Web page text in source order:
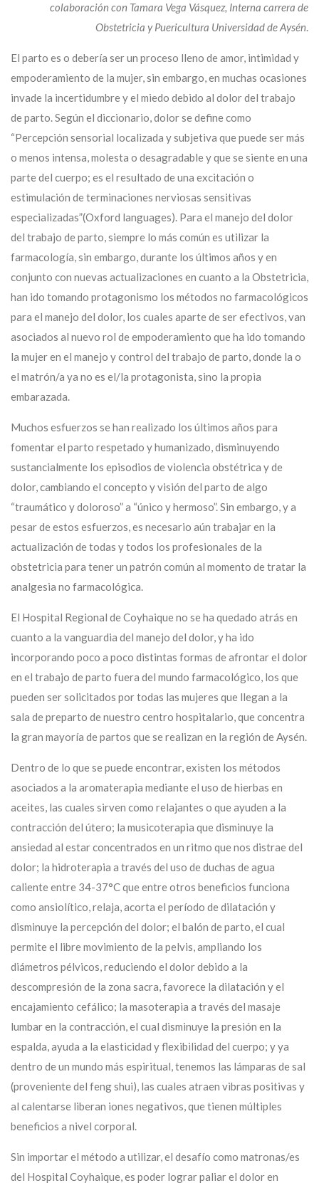
colaboración con Tamara Vega Vásquez, Interna carrera de
Obstetricia y Puericultura Universidad de Aysén.
El parto es o debería ser un proceso lleno de amor, intimidad y
empoderamiento de la mujer, sin embargo, en muchas ocasiones
invade la incertidumbre y el miedo debido al dolor del trabajo
de parto. Según el diccionario, dolor se define como
“Percepción sensorial localizada y subjetiva que puede ser más
o menos intensa, molesta o desagradable y que se siente en una
parte del cuerpo; es el resultado de una excitación o
estimulación de terminaciones nerviosas sensitivas
especializadas”(Oxford languages). Para el manejo del dolor
del trabajo de parto, siempre lo más común es utilizar la
farmacología, sin embargo, durante los últimos años y en
conjunto con nuevas actualizaciones en cuanto a la Obstetricia,
han ido tomando protagonismo los métodos no farmacológicos
para el manejo del dolor, los cuales aparte de ser efectivos, van
asociados al nuevo rol de empoderamiento que ha ido tomando
la mujer en el manejo y control del trabajo de parto, donde la o
el matrón/a ya no es el/la protagonista, sino la propia
embarazada.
Muchos esfuerzos se han realizado los últimos años para
fomentar el parto respetado y humanizado, disminuyendo
sustancialmente los episodios de violencia obstétrica y de
dolor, cambiando el concepto y visión del parto de algo
“traumático y doloroso” a “único y hermoso”. Sin embargo, y a
pesar de estos esfuerzos, es necesario aún trabajar en la
actualización de todas y todos los profesionales de la
obstetricia para tener un patrón común al momento de tratar la
analgesia no farmacológica.
El Hospital Regional de Coyhaique no se ha quedado atrás en
cuanto a la vanguardia del manejo del dolor, y ha ido
incorporando poco a poco distintas formas de afrontar el dolor
en el trabajo de parto fuera del mundo farmacológico, los que
pueden ser solicitados por todas las mujeres que llegan a la
sala de preparto de nuestro centro hospitalario, que concentra
la gran mayoría de partos que se realizan en la región de Aysén.
Dentro de lo que se puede encontrar, existen los métodos
asociados a la aromaterapia mediante el uso de hierbas en
aceites, las cuales sirven como relajantes o que ayuden a la
contracción del útero; la musicoterapia que disminuye la
ansiedad al estar concentrados en un ritmo que nos distrae del
dolor; la hidroterapia a través del uso de duchas de agua
caliente entre 34-37°C que entre otros beneficios funciona
como ansiolítico, relaja, acorta el período de dilatación y
disminuye la percepción del dolor; el balón de parto, el cual
permite el libre movimiento de la pelvis, ampliando los
diámetros pélvicos, reduciendo el dolor debido a la
descompresión de la zona sacra, favorece la dilatación y el
encajamiento cefálico; la masoterapia a través del masaje
lumbar en la contracción, el cual disminuye la presión en la
espalda, ayuda a la elasticidad y flexibilidad del cuerpo; y ya
dentro de un mundo más espiritual, tenemos las lámparas de sal
(proveniente del feng shui), las cuales atraen vibras positivas y
al calentarse liberan iones negativos, que tienen múltiples
beneficios a nivel corporal.
Sin importar el método a utilizar, el desafío como matronas/es
del Hospital Coyhaique, es poder lograr paliar el dolor en